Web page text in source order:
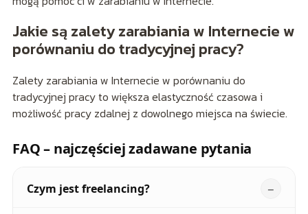
Jakie są zalety zarabiania w Internecie w
porównaniu do tradycyjnej pracy?
Zalety zarabiania w Internecie w porównaniu do
tradycyjnej pracy to większa elastyczność czasowa i
możliwość pracy zdalnej z dowolnego miejsca na świecie.
FAQ – najczęściej zadawane pytania
Czym jest freelancing?